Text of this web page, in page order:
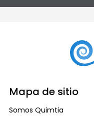
Mapa de sitio
Somos Quimtia